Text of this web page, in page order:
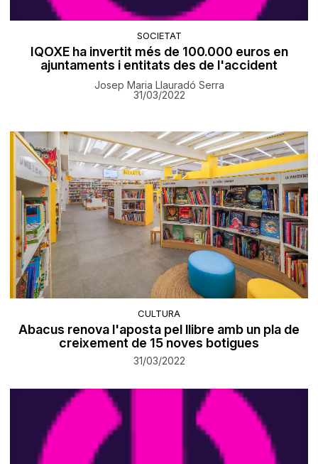
SOCIETAT
IQOXE ha invertit més de 100.000 euros en
ajuntaments i entitats des de l'accident
Josep Maria Llauradó Serra
31/03/2022
CULTURA
Abacus renova l'aposta pel llibre amb un pla de
creixement de 15 noves botigues
31/03/2022